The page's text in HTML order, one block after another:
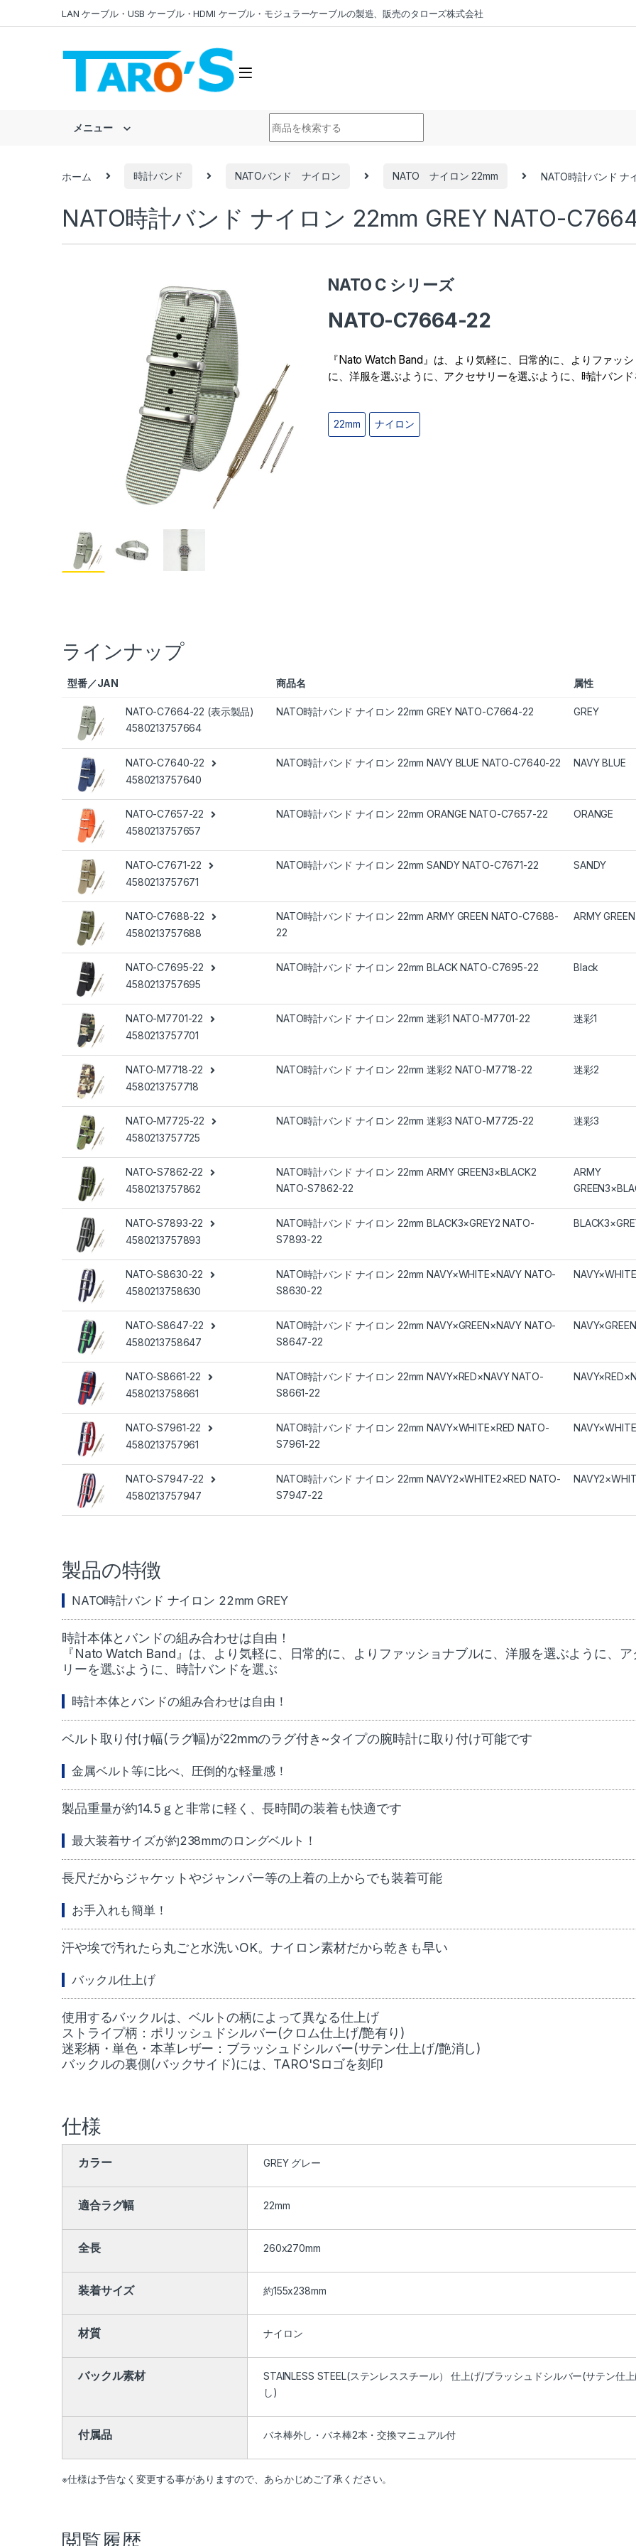
LAN ケーブル・USB ケーブル・HDMI ケーブル・モジュラーケーブルの製造、販売のタローズ株式会社
メニュー
ホーム 時計バンド NATOバンド ナイロン NATO ナイロン 22mm NATO時計バンド ナ
NATO時計バンド ナイロン 22mm GREY NATO-
NATO C シリーズ
NATO-C7664-22
『Nato Watch Band』は、より気軽に、日常的に、よりファッ
に、洋服を選ぶように、アクセサリーを選ぶように、時計バン
22mm ナイロン
ラインナップ
型番／JAN 商品名 属性
NATO-C7664-22 (表示製品)
4580213757664
NATO時計バンド ナイロン 22mm GREY NATO-C7664-22 GREY
NATO-C7640-22
4580213757640
NATO時計バンド ナイロン 22mm NAVY BLUE NATO-C7640-22 NAVY BLUE
NATO-C7657-22
4580213757657
NATO時計バンド ナイロン 22mm ORANGE NATO-C7657-22 ORANGE
NATO-C7671-22
4580213757671
NATO時計バンド ナイロン 22mm SANDY NATO-C7671-22 SANDY
NATO-C7688-22
4580213757688
NATO時計バンド ナイロン 22mm ARMY GREEN NATO-C7688-
22
ARMY GREEN
NATO-C7695-22
4580213757695
NATO時計バンド ナイロン 22mm BLACK NATO-C7695-22 Black
NATO-M7701-22
4580213757701
NATO時計バンド ナイロン 22mm 迷彩1 NATO-M7701-22 迷彩1
NATO-M7718-22
4580213757718
NATO時計バンド ナイロン 22mm 迷彩2 NATO-M7718-22 迷彩2
NATO-M7725-22
4580213757725
NATO時計バンド ナイロン 22mm 迷彩3 NATO-M7725-22 迷彩3
NATO-S7862-22
4580213757862
NATO時計バンド ナイロン 22mm ARMY GREEN3×BLACK2
NATO-S7862-22
ARMY
NATO-S7893-22
4580213757893
NATO時計バンド ナイロン 22mm BLACK3×GREY2 NATO-
S7893-22
NATO-S8630-22
4580213758630
NATO時計バンド ナイロン 22mm NAVY×WHITE×NAVY NATO-
S8630-22
NATO-S8647-22
4580213758647
NATO時計バンド ナイロン 22mm NAVY×GREEN×NAVY NATO-
S8647-22
NATO-S8661-22
4580213758661
NATO時計バンド ナイロン 22mm NAVY×RED×NAVY NATO-
S8661-22
NATO-S7961-22
4580213757961
NATO時計バンド ナイロン 22mm NAVY×WHITE×RED NATO-
S7961-22
NATO-S7947-22
4580213757947
NATO時計バンド ナイロン 22mm NAVY2×WHITE2×RED NATO-
S7947-22
製品の特徴
NATO時計バンド ナイロン 22mm GREY
時計本体とバンドの組み合わせは自由！
『Nato Watch Band』は、より気軽に、日常的に、よりファッショナブルに、洋服を選ぶように、ア
リーを選ぶように、時計バンドを選ぶ
時計本体とバンドの組み合わせは自由！
ベルト取り付け幅(ラグ幅)が22mmのラグ付き~タイプの腕時計に取り付け可能です
金属ベルト等に比べ、圧倒的な軽量感！
製品重量が約14.5ｇと非常に軽く、長時間の装着も快適です
最大装着サイズが約238mmのロングベルト！
長尺だからジャケットやジャンパー等の上着の上からでも装着可能
お手入れも簡単！
汗や埃で汚れたら丸ごと水洗いOK。ナイロン素材だから乾きも早い
バックル仕上げ
使用するバックルは、ベルトの柄によって異なる仕上げ
ストライプ柄：ポリッシュドシルバー(クロム仕上げ/艶有り)
迷彩柄・単色・本革レザー：ブラッシュドシルバー(サテン仕上げ/艶消し)
バックルの裏側(バックサイド)には、TARO'Sロゴを刻印
仕様
カラー GREY グレー
適合ラグ幅 22mm
全長 260x270mm
装着サイズ 約155x238mm
材質 ナイロン
バックル素材
STAINLESS STEEL(ステンレススチール） 仕上げ/ブラッシュドシルバー(サテン仕
し)
付属品 バネ棒外し・バネ棒2本・交換マニュアル付
※仕様は予告なく変更する事がありますので、あらかじめご了承ください。